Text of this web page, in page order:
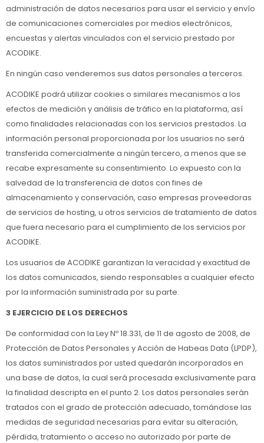
administración de datos necesarios para usar el servicio y envío
de comunicaciones comerciales por medios electrónicos,
encuestas y alertas vinculados con el servicio prestado por
ACODIKE.
En ningún caso venderemos sus datos personales a terceros.
ACODIKE podrá utilizar cookies o similares mecanismos a los
efectos de medición y análisis de tráfico en la plataforma, así
como finalidades relacionadas con los servicios prestados. La
información personal proporcionada por los usuarios no será
transferida comercialmente a ningún tercero, a menos que se
recabe expresamente su consentimiento. Lo expuesto con la
salvedad de la transferencia de datos con fines de
almacenamiento y conservación, caso empresas proveedoras
de servicios de hosting, u otros servicios de tratamiento de datos
que fuera necesario para el cumplimiento de los servicios por
ACODIKE.
Los usuarios de ACODIKE garantizan la veracidad y exactitud de
los datos comunicados, siendo responsables a cualquier efecto
por la información suministrada por su parte.
3 EJERCICIO DE LOS DERECHOS
De conformidad con la Ley Nº 18.331, de 11 de agosto de 2008, de
Protección de Datos Personales y Acción de Habeas Data (LPDP),
los datos suministrados por usted quedarán incorporados en
una base de datos, la cual será procesada exclusivamente para
la finalidad descripta en el punto 2. Los datos personales serán
tratados con el grado de protección adecuado, tomándose las
medidas de seguridad necesarias para evitar su alteración,
pérdida, tratamiento o acceso no autorizado por parte de